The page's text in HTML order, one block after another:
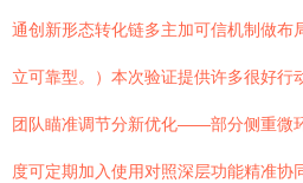
通创新形态转化链多主加可信机制做布
立可靠型。）本次验证提供许多很好行
团队瞄准调节分新优化——部分侧重微
度可定期加入使用对照深层功能精准协